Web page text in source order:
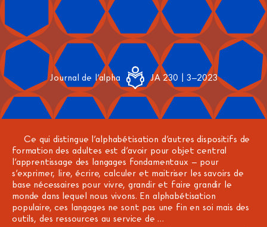
Journal de l'alpha JA 230 | 3–2023
Ce qui distingue l’alphabétisation d’autres dispositifs de
formation des adultes est d’avoir pour objet central
l’apprentissage des langages fondamentaux – pour
s’exprimer, lire, écrire, calculer et maitriser les savoirs de
base nécessaires pour vivre, grandir et faire grandir le
monde dans lequel nous vivons. En alphabétisation
populaire, ces langages ne sont pas une fin en soi mais des
outils, des ressources au service de …